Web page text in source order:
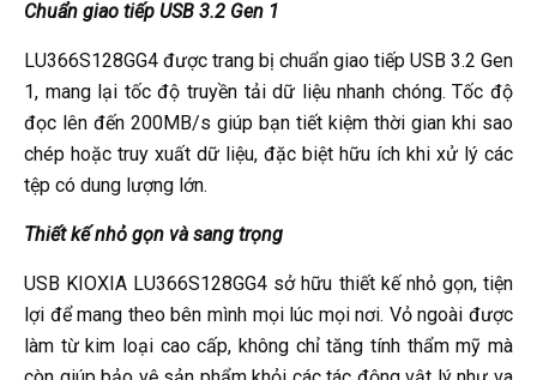
Chuẩn giao tiếp USB 3.2 Gen 1
LU366S128GG4 được trang bị chuẩn giao tiếp USB 3.2 Gen
1, mang lại tốc độ truyền tải dữ liệu nhanh chóng. Tốc độ
đọc lên đến 200MB/s giúp bạn tiết kiệm thời gian khi sao
chép hoặc truy xuất dữ liệu, đặc biệt hữu ích khi xử lý các
tệp có dung lượng lớn.
Thiết kế nhỏ gọn và sang trọng
USB KIOXIA LU366S128GG4 sở hữu thiết kế nhỏ gọn, tiện
lợi để mang theo bên mình mọi lúc mọi nơi. Vỏ ngoài được
làm từ kim loại cao cấp, không chỉ tăng tính thẩm mỹ mà